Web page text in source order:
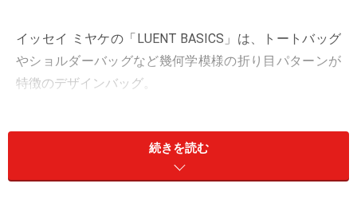
イッセイ ミヤケの「LUENT BASICS」は、トートバッグ
やショルダーバッグなど幾何学模様の折り目パターンが
特徴のデザインバッグ。
続きを読む